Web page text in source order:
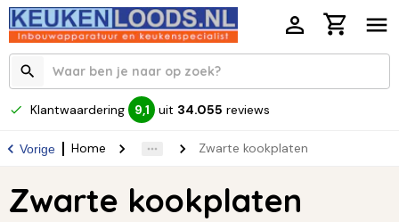
Klantwaardering 9,1 uit 34.055 reviews
Vorige Home Zwarte kookplaten
Zwarte kookplaten